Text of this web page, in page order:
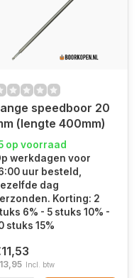
speedboor 20
(lengte 400mm)
op voorraad
werkdagen voor
uur besteld,
dag
Korting: 2
6% - 5 stuks 10% -
stuks 15%
Incl. btw